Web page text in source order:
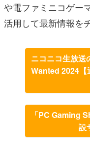
や電ファミニコゲー
活用して最新情報を
ニコニコ生放
Wanted 2024【
「PC Gaming
設